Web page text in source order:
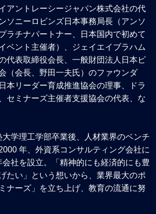
アントレーシージャパン株式会社の代
ソニーロビンズ日本事務局長（アンソ
ラチナパートナー、日本国内で初めて
ベント主催者）、ジェイエイブラハム
代表取締役会長、一般財団法人日本ビ
（会長、野田一夫氏）のファウンダ
本リーダー育成推進協会の理事、ドラ
セミナーズ主催者支援協会の代表、な
学理工学部卒業後、人材業界のベンチ
年、外資系コンサルティング会社に
会社を設立。「精神的にも経済的にも豊
たい」という想いから、業界最大のポ
ナーズ」を立ち上げ、教育の流通に努